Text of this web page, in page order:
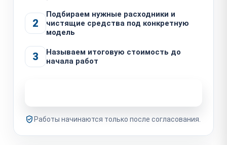
2
Подбираем нужные расходники и
чистящие средства под конкретную
модель
3
Называем итоговую стоимость до
начала работ
Работы начинаются только после согласования.